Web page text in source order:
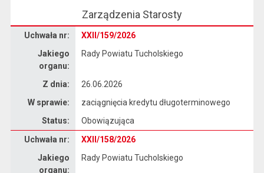
Zarządzenia Starosty
Uchwała nr:
XXII/159/2026
Jakiego
organu:
Rady Powiatu Tucholskiego
Z dnia:
26.06.2026
W sprawie:
zaciągnięcia kredytu długoterminowego
Status:
Obowiązująca
Uchwała nr:
XXII/158/2026
Jakiego
organu:
Rady Powiatu Tucholskiego